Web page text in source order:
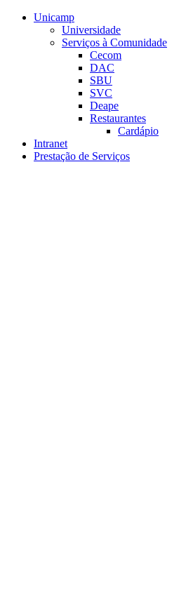
Conteúdo principal
Unicamp
Universidade
Serviços à Comunidade
Cecom
DAC
SBU
SVC
Deape
Restaurantes
Cardápio
Intranet
Prestação de Serviços